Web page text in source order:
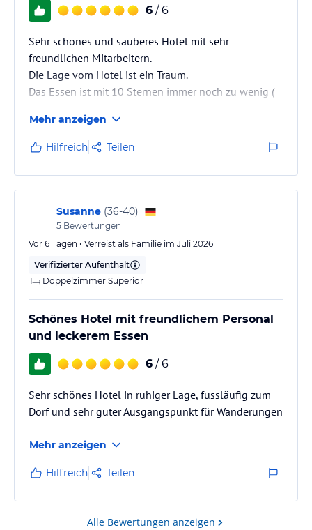
6 / 6
Sehr schönes und sauberes Hotel mit sehr
freundlichen Mitarbeitern.
Die Lage vom Hotel ist ein Traum.
Das Essen ist mit 10 Sternen immer noch zu wenig (
Jeden Tag ob Früh oder Abends, ließen keine
Wünsche offen.
Mehr anzeigen
Hilfreich Teilen
Susanne (36-40)
5 Bewertungen
Vor 6 Tagen • Verreist als Familie im Juli 2026
Verifizierter Aufenthalt
Doppelzimmer Superior
Schönes Hotel mit freundlichem Personal
und leckerem Essen
6 / 6
Sehr schönes Hotel in ruhiger Lage, fussläufig zum
Dorf und sehr guter Ausgangspunkt für Wanderungen
Mehr anzeigen
Hilfreich Teilen
Alle Bewertungen anzeigen